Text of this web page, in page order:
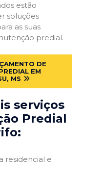
estão
soluções
as suas
predial.
DE
EM
MS
serviços
Predial
residencial e